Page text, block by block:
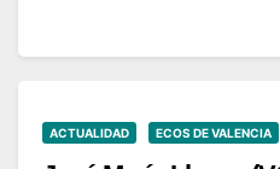
ACTUALIDAD ECOS DE VALENCIA